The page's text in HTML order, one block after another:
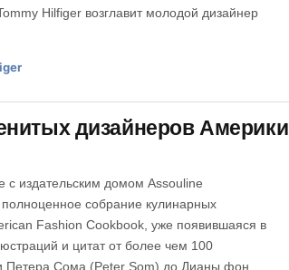
Hilfiger возглавит молодой дизайнер
дизайнеров Америки
с издательским домом Assouline
собрание кулинарных
Fashion Cookbook, уже появившаяся в
и цитат от более чем 100
Петера Сома (Peter Som) до Дианы фон